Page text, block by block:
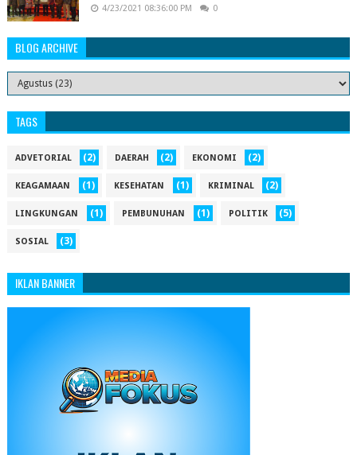
4/23/2021 08:36:00 PM 0
BLOG ARCHIVE
TAGS
ADVETORIAL (2) DAERAH (2) EKONOMI (2)
KEAGAMAAN (1) KESEHATAN (1) KRIMINAL (2)
LINGKUNGAN (1) PEMBUNUHAN (1) POLITIK (5)
SOSIAL (3)
IKLAN BANNER